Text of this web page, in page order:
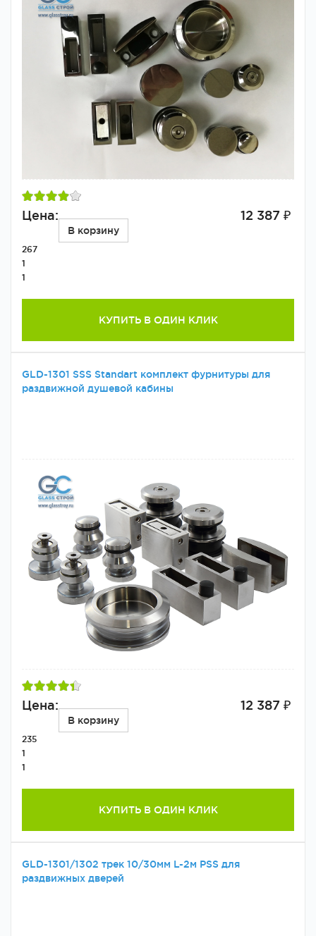
Цена: 12 387 ₽
В корзину
267
1
1
КУПИТЬ В ОДИН КЛИК
GLD-1301 SSS Standart комплект фурнитуры для
раздвижной душевой кабины
Цена: 12 387 ₽
В корзину
235
1
1
КУПИТЬ В ОДИН КЛИК
GLD-1301/1302 трек 10/30мм L-2м PSS для
раздвижных дверей